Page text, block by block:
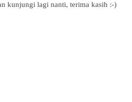
kunjungi lagi nanti, terima kasih :-)